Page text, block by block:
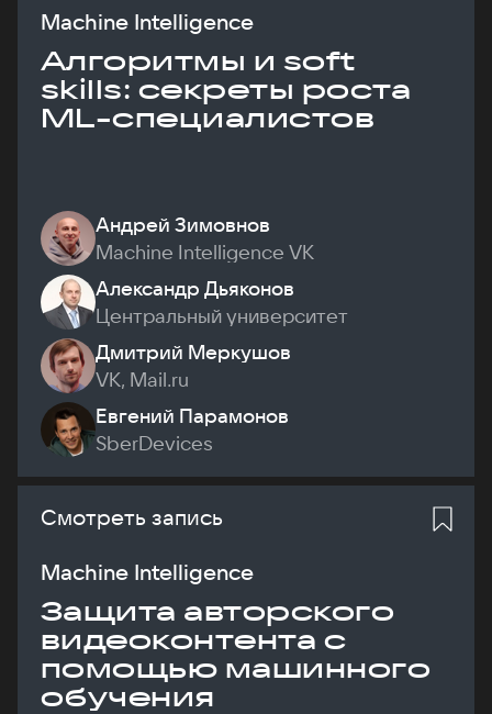
Machine Intelligence
Алгоритмы и soft
skills: секреты роста
ML-специалистов
Андрей Зимовнов
Machine Intelligence VK
Александр Дьяконов
Центральный университет
Дмитрий Меркушов
VK, Mail.ru
Евгений Парамонов
SberDevices
Смотреть запись
Machine Intelligence
Защита авторского
видеоконтента с
помощью машинного
обучения